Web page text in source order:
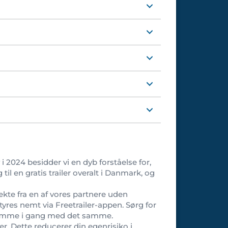
2024 besidder vi en dyb forståelse for,
en gratis trailer overalt i Danmark, og
fra en af vores partnere uden
nemt via Freetrailer-appen. Sørg for
i gang med det samme.